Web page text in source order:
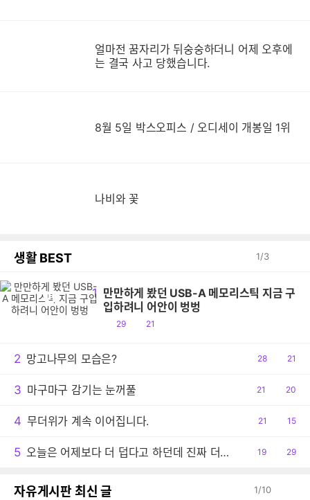
얼마전 꿈자리가 뒤숭숭하더니 어제 오후에
는 결국 사고 당했습니다.
8월 5일 박스오피스 / 오디세이 개봉일 1위
나비와 꽃
생활 BEST 1/3
1 만만하게 봤던 USB-A 메모리스틱 지금 구
입하려니 어안이 벙벙
공
29
댓
21
만
2 망고나무의 모습은?
공
28
댓
21
3 마구마구 감기는 눈꺼풀
공
21
댓
20
4 무더위가 계속 이어집니다.
공
21
댓
15
5 오늘은 어제보다 더 덥다고 하던데 진짜 더운 날씨이긴 하네요.
공
19
댓
29
자유게시판 최신 글 1/10